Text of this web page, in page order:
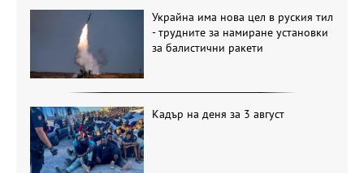
Украйна има нова цел в руския тил
- трудните за намиране установки
за балистични ракети
Кадър на деня за 3 август